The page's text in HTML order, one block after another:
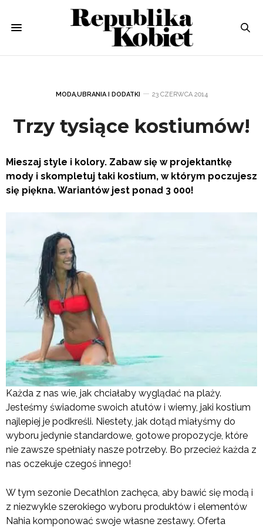
MODA,UBRANIA I DODATKI 23 CZERWCA 2014
Trzy tysiące kostiumów!
Mieszaj style i kolory. Zabaw się w projektantkę
mody i skompletuj taki kostium, w którym poczujesz
się piękna. Wariantów jest ponad 3 000!
Każda z nas wie, jak chciałaby wyglądać na plaży.
Jesteśmy świadome swoich atutów i wiemy, jaki kostium
najlepiej je podkreśli. Niestety, jak dotąd miałyśmy do
wyboru jedynie standardowe, gotowe propozycje, które
nie zawsze spełniały nasze potrzeby. Bo przecież każda z
nas oczekuje czegoś innego!
W tym sezonie Decathlon zachęca, aby bawić się modą i
z niezwykle szerokiego wyboru produktów i elementów
Nahia komponować swoje własne zestawy. Oferta